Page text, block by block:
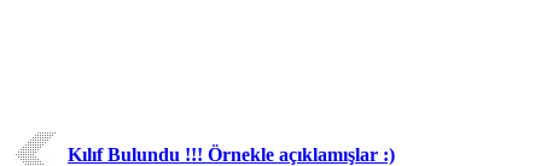
Kılıf Bulundu !!! Örnekle açıklamışlar :)